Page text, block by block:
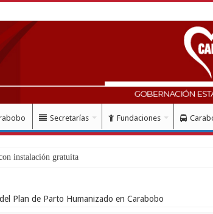
Secretarías Fundaciones
Plan de Parto Humanizado en Carabobo